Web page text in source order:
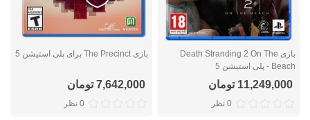
بازی Death Stranding 2 On The
Beach - پلی استیشن 5
11,249,000 تومان
0 نظر
بازی The Precinct برای پلی استیشن 5
7,642,000 تومان
0 نظر